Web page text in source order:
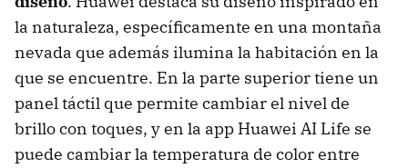
la naturaleza, específicamente en una montaña
nevada que además ilumina la habitación en la
que se encuentre. En la parte superior tiene un
panel táctil que permite cambiar el nivel de
brillo con toques, y en la app Huawei AI Life se
puede cambiar la temperatura de color entre